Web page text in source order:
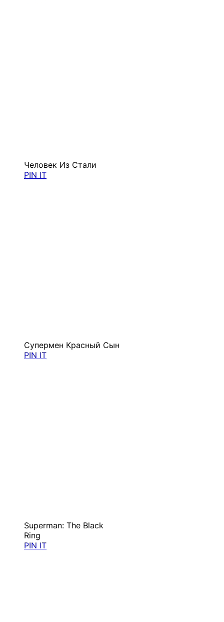
Человек Из Стали
PIN IT
Супермен Красный Сын
PIN IT
Superman: The Black
Ring
PIN IT